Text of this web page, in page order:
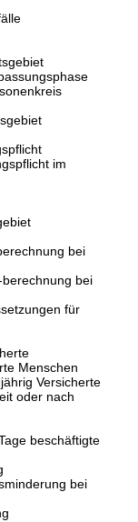
im
bei
bei
für
Menschen
Versicherte
oder nach
beschäftigte
bei